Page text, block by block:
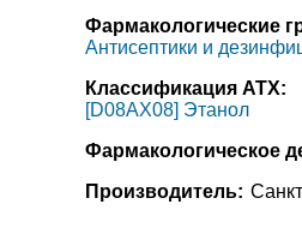
Фармакологические
Антисептики и
Классификация АТХ:
[D08AX08] Этанол
Фармакологическое
Производитель: